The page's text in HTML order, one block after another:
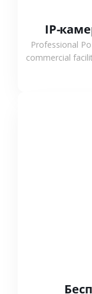
IP-
Professional
commercial